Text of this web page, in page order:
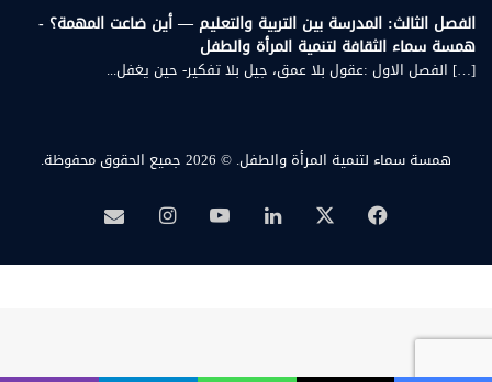
الفصل الثالث: المدرسة بين التربية والتعليم — أين ضاعت المهمة؟ -
همسة سماء الثقافة لتنمية المرأة والطفل
[…] الفصل الاول :عقول بلا عمق، جيل بلا تفكير- حين يغفل...
همسة سماء لتنمية المرأة والطفل. © 2026 جميع الحقوق محفوظة.
فيسبوك لينكدإن‫YouTubeانستقرامبريد
همسة